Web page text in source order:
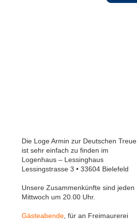
Die Loge Armin zur Deutschen Treue
ist sehr einfach zu finden im
Logenhaus – Lessinghaus
Lessingstrasse 3 • 33604 Bielefeld
Unsere Zusammenkünfte sind jeden
Mittwoch um 20.00 Uhr.
Gästeabende, für an Freimaurerei